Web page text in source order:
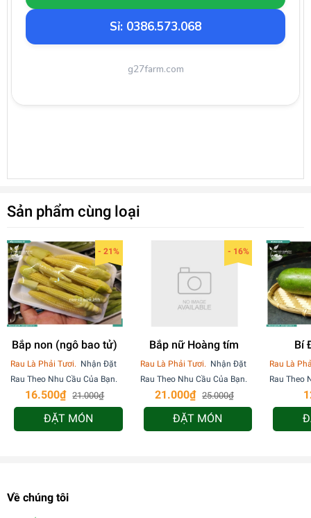
Sỉ: 0386.573.068
g27farm.com
Sản phẩm cùng loại
- 21%
Bắp non (ngô bao tử)
Rau Là Phải Tươi. Nhận Đặt
Rau Theo Nhu Cầu Của Bạn.
16.500₫ 21.000₫
ĐẶT MÓN
- 16%
Bắp nữ Hoàng tím
Rau Là Phải Tươi. Nhận Đặt
Rau Theo Nhu Cầu Của Bạn.
21.000₫ 25.000₫
ĐẶT MÓN
Bí
Rau Là
Rau Theo
Về chúng tôi